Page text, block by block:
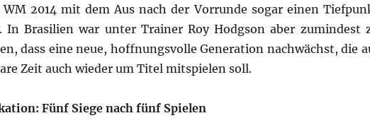
WM 2014 mit dem Aus nach der Vorrunde sogar einen
In Brasilien war unter Trainer Roy Hodgson aber zumindest
dass eine neue, hoffnungsvolle Generation nachwächst, die
Zeit auch wieder um Titel mitspielen soll.
Fünf Siege nach fünf Spielen